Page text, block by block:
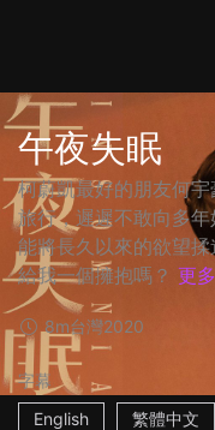
午夜失眠
柯蔚凱最好的朋友何
旅行，遲遲不敢向多
能將長久以來的欲望
給我一個擁抱嗎？ 更多
8m台灣2020
字幕
English
繁體中文